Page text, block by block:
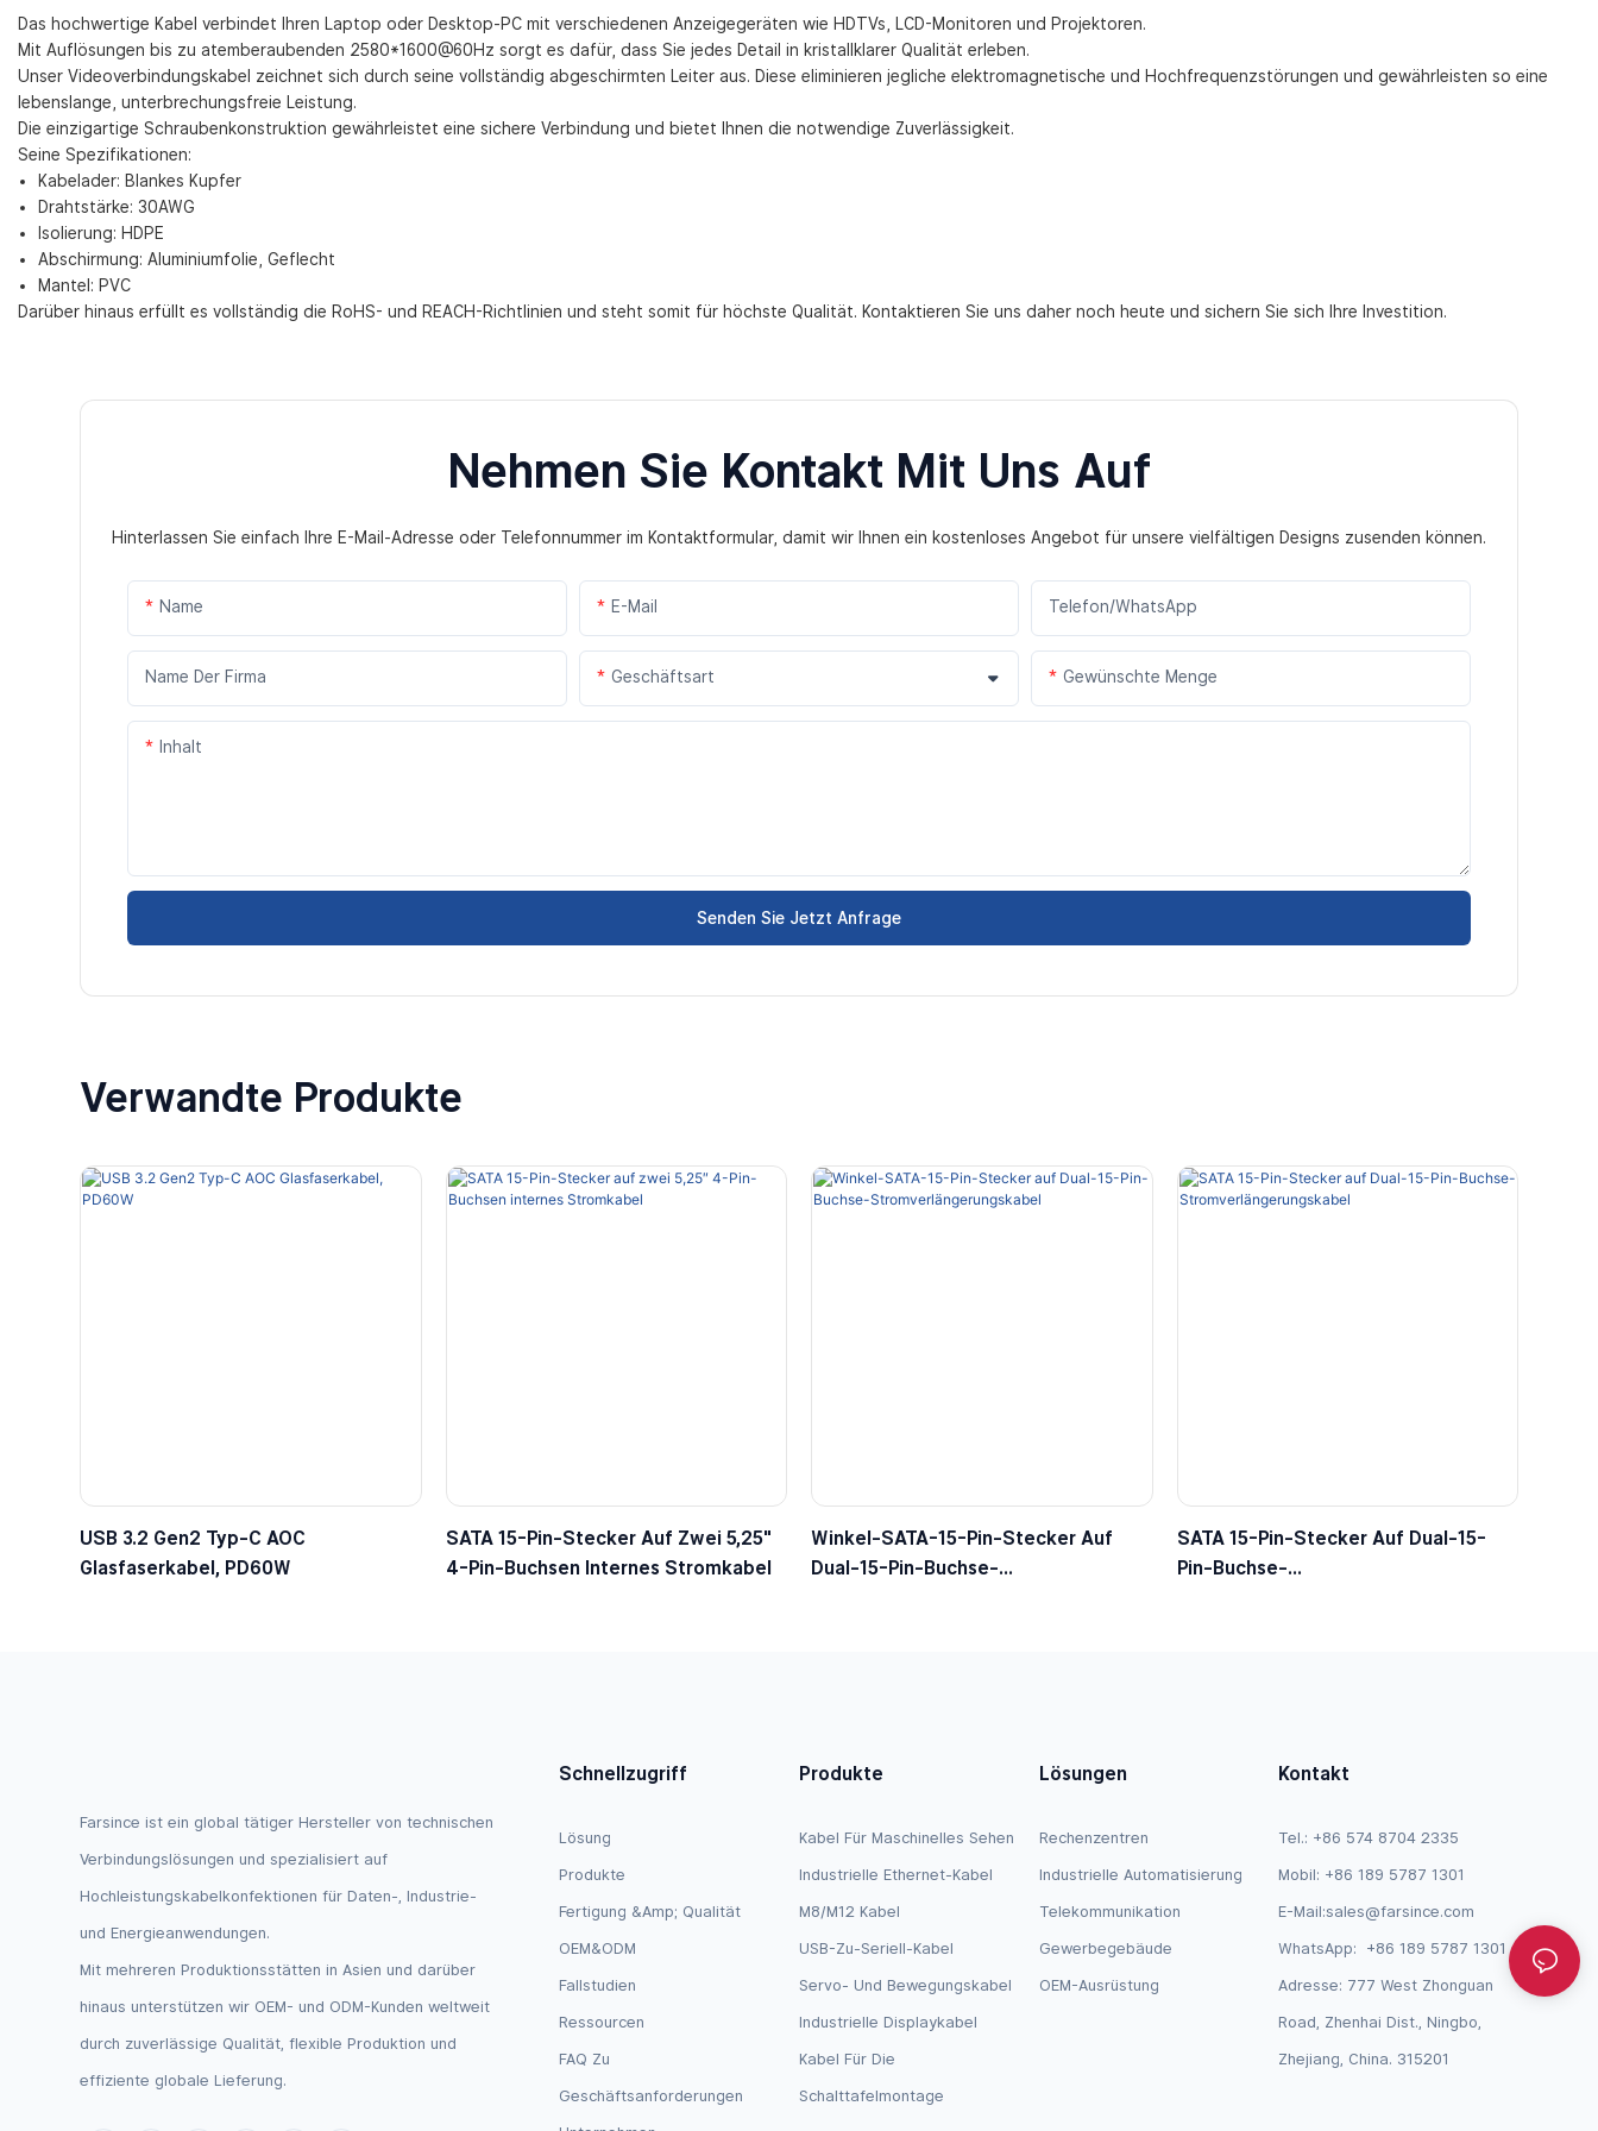
Das hochwertige Kabel verbindet Ihren Laptop oder Desktop-PC mit verschiedenen Anzeigegeräten wie HDTVs, LCD-Monitoren und Projektoren.
Mit Auflösungen bis zu atemberaubenden 2580*1600@60Hz sorgt es dafür, dass Sie jedes Detail in kristallklarer Qualität erleben.
Unser Videoverbindungskabel zeichnet sich durch seine vollständig abgeschirmten Leiter aus. Diese eliminieren jegliche elektromagnetische und Hochfrequenzstörungen und gewährleisten so eine
lebenslange, unterbrechungsfreie Leistung.
Die einzigartige Schraubenkonstruktion gewährleistet eine sichere Verbindung und bietet Ihnen die notwendige Zuverlässigkeit.
Seine Spezifikationen:
Kabelader: Blankes Kupfer
Drahtstärke: 30AWG
Isolierung: HDPE
Abschirmung: Aluminiumfolie, Geflecht
Mantel: PVC
Darüber hinaus erfüllt es vollständig die RoHS- und REACH-Richtlinien und steht somit für höchste Qualität. Kontaktieren Sie uns daher noch heute und sichern Sie sich Ihre Investition.
Nehmen Sie Kontakt Mit Uns Auf
Hinterlassen Sie einfach Ihre E-Mail-Adresse oder Telefonnummer im Kontaktformular, damit wir Ihnen ein kostenloses Angebot für unsere vielfältigen Designs zusenden können.
Name E-Mail Telefon/WhatsApp
Name Der Firma Geschäftsart Gewünschte Menge
Inhalt
Senden Sie Jetzt Anfrage
Verwandte Produkte
USB 3.2 Gen2 Typ-C AOC
Glasfaserkabel, PD60W
SATA 15-Pin-Stecker Auf Zwei 5,25″
4-Pin-Buchsen Internes Stromkabel
Winkel-SATA-15-Pin-Stecker Auf
Dual-15-Pin-Buchse-
SATA 15-Pin-Stecker Auf Dual-15-
Pin-Buchse-
Farsince ist ein global tätiger Hersteller von technischen
Verbindungslösungen und spezialisiert auf
Hochleistungskabelkonfektionen für Daten-, Industrie-
und Energieanwendungen.
Mit mehreren Produktionsstätten in Asien und darüber
hinaus unterstützen wir OEM- und ODM-Kunden weltweit
durch zuverlässige Qualität, flexible Produktion und
effiziente globale Lieferung.
Schnellzugriff
Lösung
Produkte
Fertigung &amp; Qualität
OEM&ODM
Fallstudien
Ressourcen
FAQ Zu
Geschäftsanforderungen
Produkte
Kabel Für Maschinelles Sehen
Industrielle Ethernet-Kabel
M8/M12 Kabel
USB-Zu-Seriell-Kabel
Servo- Und Bewegungskabel
Industrielle Displaykabel
Kabel Für Die
Schalttafelmontage
Lösungen
Rechenzentren
Industrielle Automatisierung
Telekommunikation
Gewerbegebäude
OEM-Ausrüstung
Kontakt
Tel.: +86 574 8704 2335
Mobil: +86 189 5787 1301
E-Mail:sales@farsince.com
WhatsApp: +86 189 5787 1301
Adresse: 777 West Zhonguan
Road, Zhenhai Dist., Ningbo,
Zhejiang, China. 315201